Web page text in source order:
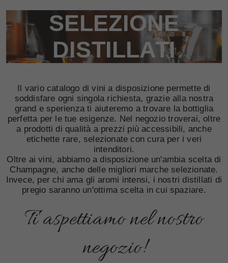
SELEZIONE
DISTILLATI
Il vario catalogo di vini a disposizione permette di
soddisfare ogni singola richiesta, grazie alla nostra
grand e sperienza ti aiuteremo a trovare la bottiglia
perfetta per le tue esigenze. Nel negozio troverai, oltre
a prodotti di qualità a prezzi più accessibili, anche
etichette rare, selezionate con cura per i veri
intenditori.
Oltre ai vini, abbiamo a disposizione un'ambia scelta di
Champagne, anche delle migliori marche selezionate.
Invece, per chi ama gli aromi intensi, i nostri distillati di
pregio saranno un'ottima scelta in cui spaziare.
Ti aspettiamo nel nostro
negozio!